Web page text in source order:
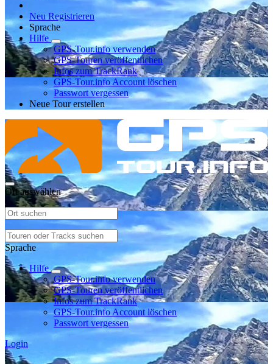
Neu Registrieren
Sprache
Hilfe
GPS-Tour.info verwenden
GPS-Touren veröffentlichen
Infos zum TrackRank
GPS-Tour.info Account löschen
Passwort vergessen
Neue Tour erstellen
Ort auswählen
Sprache
Hilfe
GPS-Tour.info verwenden
GPS-Touren veröffentlichen
Infos zum TrackRank
GPS-Tour.info Account löschen
Passwort vergessen
Login